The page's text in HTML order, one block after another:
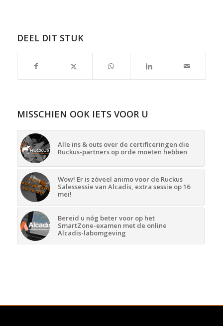
DEEL DIT STUK
MISSCHIEN OOK IETS VOOR U
Alle ins & outs over de certificeringen die
Ruckus-partners op orde moeten hebben
Wow! Er is zóveel animo voor de Ruckus
Salessessie van Alcadis, extra sessie op 16
mei!
Bereid u nóg beter voor op het
SmartZone-examen met de online
Alcadis-labomgeving